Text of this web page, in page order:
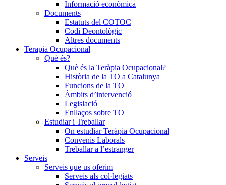
Informació econòmica
Documents
Estatuts del COTOC
Codi Deontològic
Altres documents
Terapia Ocupacional
Què és?
Què és la Teràpia Ocupacional?
Història de la TO a Catalunya
Funcions de la TO
Àmbits d’intervenció
Legislació
Enllaços sobre TO
Estudiar i Treballar
On estudiar Teràpia Ocupacional
Convenis Laborals
Treballar a l’estranger
Serveis
Serveis que us oferim
Serveis als col·legiats